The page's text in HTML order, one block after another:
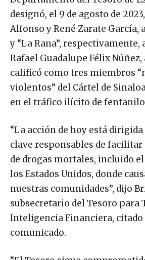
designó, el 9 de agosto de
Alfonso y René Zarate García,
y “La Rana”, respectivamente,
Rafael Guadalupe Félix Núñez,
calificó como tres miembros
violentos” del Cártel de
en el tráfico ilícito de fentanilo
“La acción de hoy está
clave responsables de
de drogas mortales, incluido
los Estados Unidos, donde
nuestras comunidades”, dijo
subsecretario del Tesoro para
Inteligencia Financiera, citado
comunicado.